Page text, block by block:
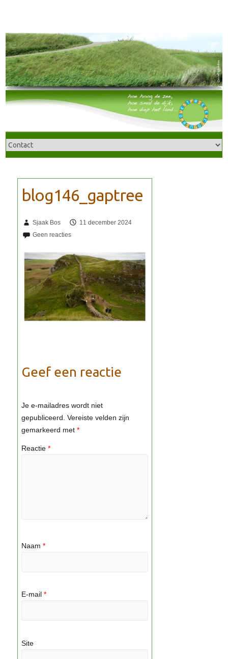
Sjaak Bos 11 december 2024
Geef een reactie
Je e-mailadres wordt niet
gepubliceerd. Vereiste velden zijn
gemarkeerd met *
Reactie *
Naam *
E-mail *
Site